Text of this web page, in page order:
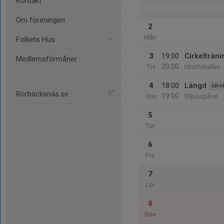
Om föreningen
Folkets Hus
Medlemsförmåner
Rörbäcksnäs.se
2
Mån
3
Tis
19:00
20:00
Idrottshallen
4
Ons
18:00
19:00
Längd
Elljusspåret
5
Tor
6
Fre
7
Lör
8
Sön